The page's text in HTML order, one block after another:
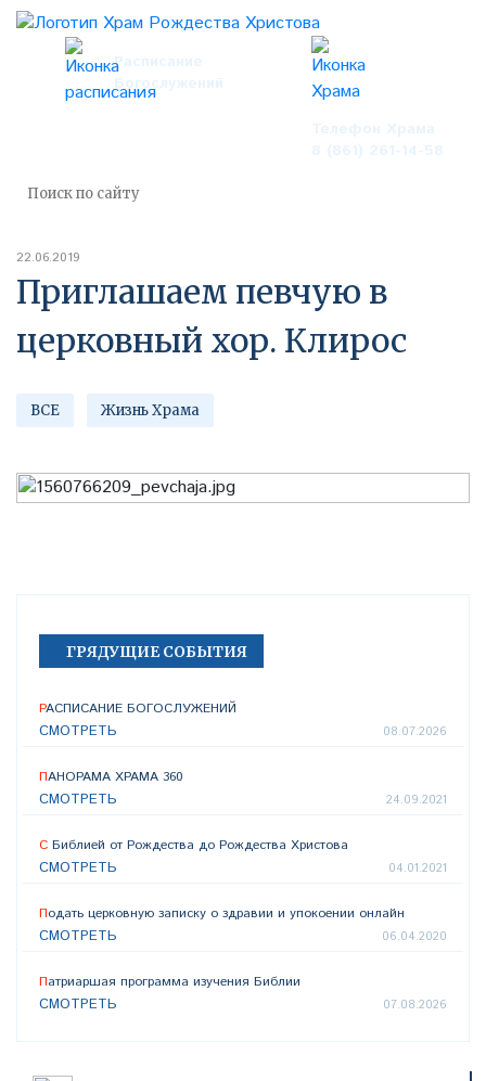
Расписание
Богослужений
22.06.2019
Приглашаем певчую в
церковный хор. Клирос
ВСЕ Жизнь Храма
ГРЯДУЩИЕ СОБЫТИЯ
РАСПИСАНИЕ БОГОСЛУЖЕНИЙ
СМОТРЕТЬ 08.07.2026
ПАНОРАМА ХРАМА 360
СМОТРЕТЬ 24.09.2021
С Библией от Рождества до Рождества Христова
СМОТРЕТЬ 04.01.2021
Подать церковную записку о здравии и упокоении онлайн
СМОТРЕТЬ 06.04.2020
Патриаршая программа изучения Библии
СМОТРЕТЬ 07.08.2026